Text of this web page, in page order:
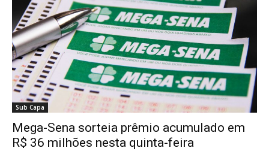
Sub Capa
Mega-Sena sorteia prêmio acumulado em
R$ 36 milhões nesta quinta-feira